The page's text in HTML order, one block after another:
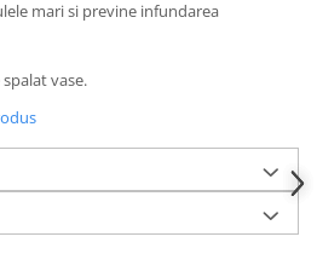
mari si previne infundarea
vase.